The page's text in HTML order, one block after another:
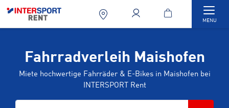
MENU
Fahrradverleih Maishofen
Miete hochwertige Fahrräder & E-Bikes in Maishofen bei
INTERSPORT Rent